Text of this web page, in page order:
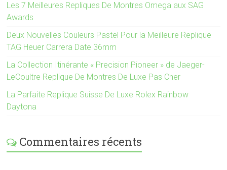
Les 7 Meilleures Repliques De Montres Omega aux SAG
Awards
Deux Nouvelles Couleurs Pastel Pour la Meilleure Replique
TAG Heuer Carrera Date 36mm
La Collection Itinérante « Precision Pioneer » de Jaeger-
LeCoultre Replique De Montres De Luxe Pas Cher
La Parfaite Replique Suisse De Luxe Rolex Rainbow
Daytona
Commentaires récents